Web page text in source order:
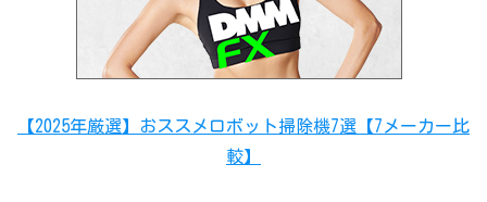
【2025年厳選】おススメロボット掃除機7選【7メーカー比
較】